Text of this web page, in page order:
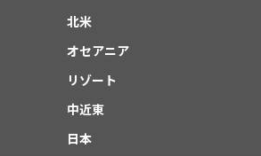
北米
オセアニア
リゾート
中近東
日本